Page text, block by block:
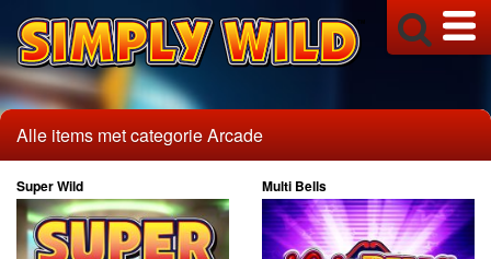
Alle items met categorie Arcade
Super Wild Multi Bells